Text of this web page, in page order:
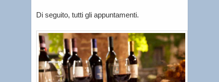
Di seguito, tutti gli appuntamenti.